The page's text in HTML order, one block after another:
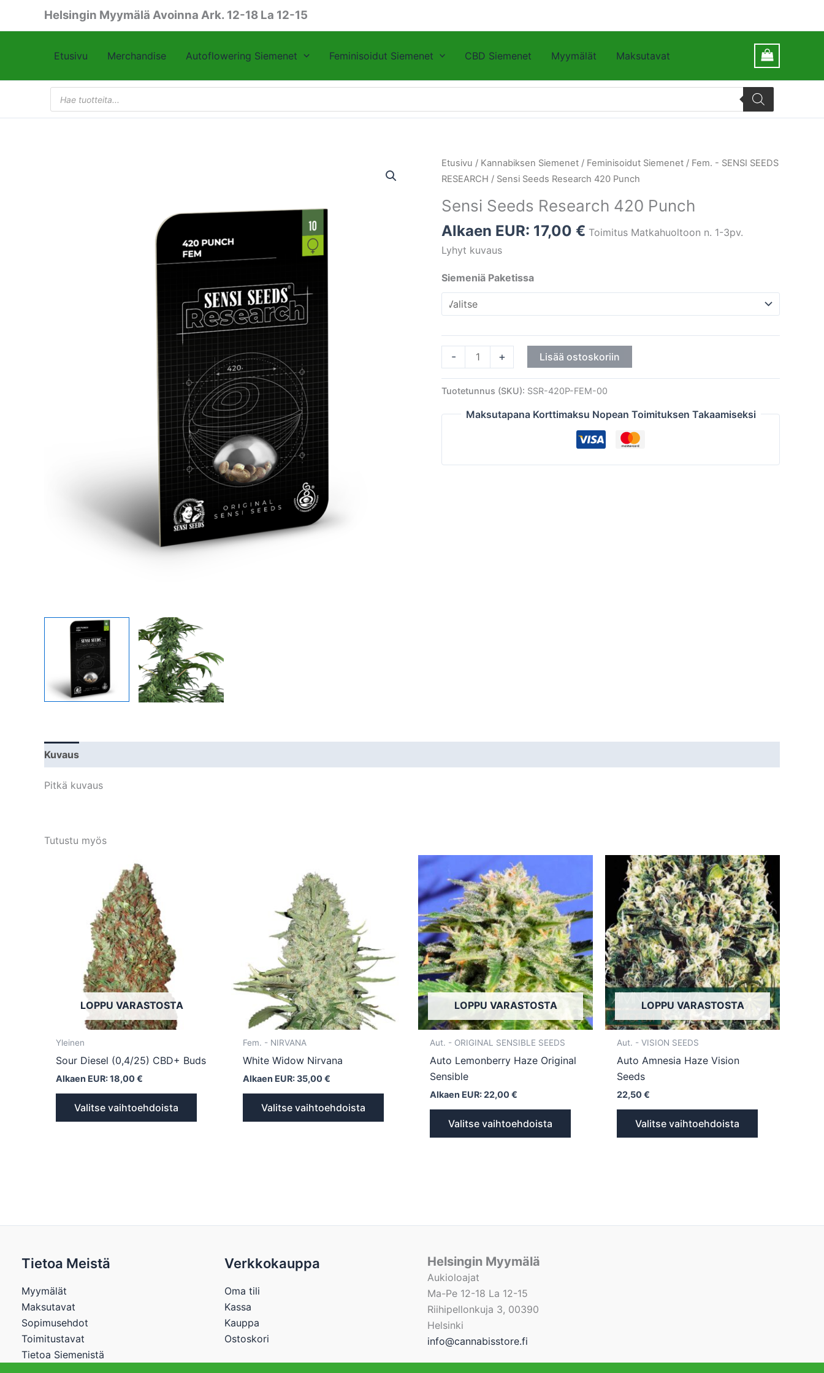
Helsingin Myymälä Avoinna Ark. 12-18 La 12-15
Etusivu Merchandise Autoflowering Siemenet Feminisoidut Siemenet CBD Siemenet Myymälät Maksutavat
Products
search
Etusivu / Kannabiksen Siemenet / Feminisoidut Siemenet / Fem. - SENSI SEEDS
RESEARCH / Sensi Seeds Research 420 Punch
Sensi Seeds Research 420 Punch
Alkaen EUR: 17,00 € Toimitus Matkahuoltoon n. 1-3pv.
Lyhyt kuvaus
Siemeniä Paketissa
-
Sensi
Seeds
420
Punch
+ Lisää ostoskoriin
Tuotetunnus (SKU): SSR-420P-FEM-00
Maksutapana Korttimaksu Nopean Toimituksen Takaamiseksi
Kuvaus
Pitkä kuvaus
Tutustu myös
LOPPU VARASTOSTA
Yleinen
Sour Diesel (0,4/25) CBD+ Buds
Alkaen EUR:18,00€
Valitse vaihtoehdoista
tuotteen
Fem. - NIRVANA
White Widow Nirvana
Alkaen EUR:35,00€
Valitse vaihtoehdoista
useampi
muunnelma.
tehdä
valinnat
tuotteen
LOPPU VARASTOSTA
Aut. - ORIGINAL SENSIBLE SEEDS
Auto Lemonberry Haze Original
Sensible
Alkaen EUR:22,00€
Valitse vaihtoehdoista
on
useampi
muunnelma.
Voit
tehdä
valinnat
tuotteen
sivulla.
LOPPU VARASTOSTA
Aut. - VISION SEEDS
Auto Amnesia Haze Vision
Seeds
22,50€
Valitse vaihtoehdoista
Tällä
tuotteella
on
useampi
muunnelma.
Voit
tehdä
valinnat
tuotteen
sivulla.
Tietoa Meistä
Myymälät
Maksutavat
Sopimusehdot
Toimitustavat
Tietoa Siemenistä
Verkkokauppa
Oma tili
Kassa
Kauppa
Ostoskori
Helsingin Myymälä
Aukioloajat
Ma-Pe 12-18 La 12-15
Riihipellonkuja 3, 00390
Helsinki
info@cannabisstore.fi